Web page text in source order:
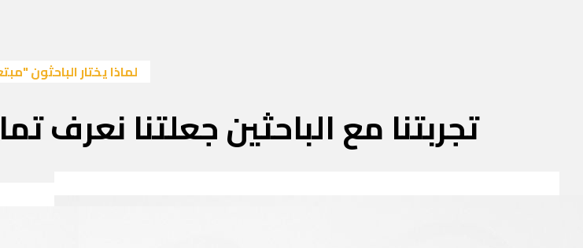
لماذا يختار الباحثون
تجربتنا مع الباحثين جعلتنا نعرف